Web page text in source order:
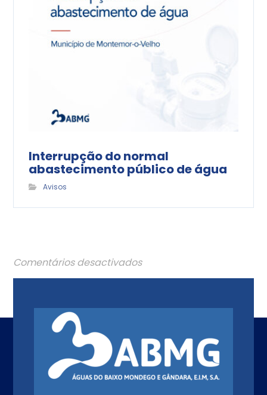
Interrupção do normal
abastecimento público de água
Avisos
Comentários desactivados